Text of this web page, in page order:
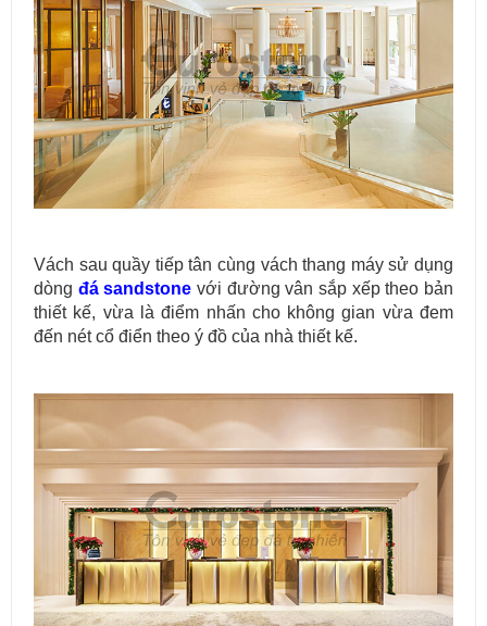
Vách sau quầy tiếp tân cùng vách thang máy sử dụng
dòng đá sandstone với đường vân sắp xếp theo bản
thiết kế, vừa là điểm nhấn cho không gian vừa đem
đến nét cổ điển theo ý đồ của nhà thiết kế.